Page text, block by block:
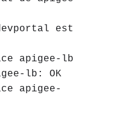
est
apigee-lb
lb: OK
apigee-